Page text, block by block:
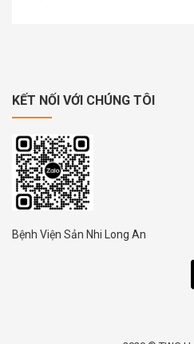
KẾT NỐI VỚI CHÚNG TÔI
Bệnh Viện Sản Nhi Long An